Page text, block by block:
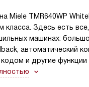
Miele TMR640WP
класса. Здесь есть
машинах:
автоматический
и другие функции